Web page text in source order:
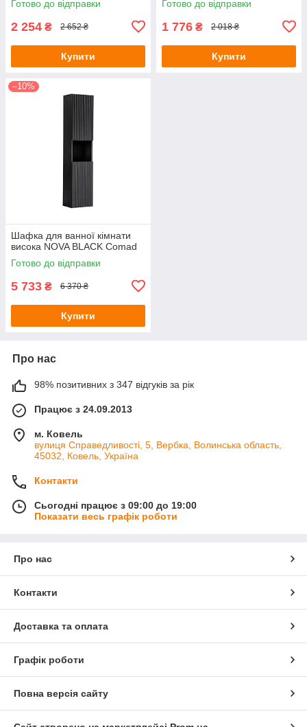
Готово до відправки
2 254 ₴ 2 652 ₴
Купити
Готово до відправки
1 776 ₴ 2 018 ₴
Купити
–10%
Шафка для ванної кімнати
висока NOVA BLACK Comad
Готово до відправки
5 733 ₴ 6 370 ₴
Купити
Про нас
98% позитивних з 347 відгуків за рік
Працює з 24.09.2013
м. Ковель
вулиця Справедливості, 5, Вербка, Волинська область,
45032, Ковель, Україна
Контакти
Сьогодні працює з 09:00 до 19:00
Показати весь графік роботи
Про нас
Контакти
Доставка та оплата
Графік роботи
Повна версія сайту